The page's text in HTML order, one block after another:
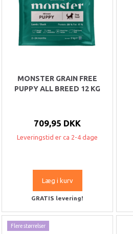
MONSTER GRAIN FREE
PUPPY ALL BREED 12 KG
709,95 DKK
Leveringstid er ca 2-4 dage
Læg i kurv
GRATIS levering!
Flere størrelser